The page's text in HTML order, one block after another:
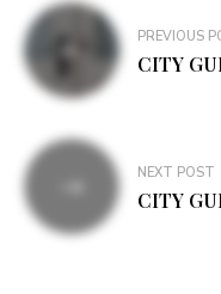
Bericht
navigatie
PREVIOUS
CITY
NEXT POST
CITY